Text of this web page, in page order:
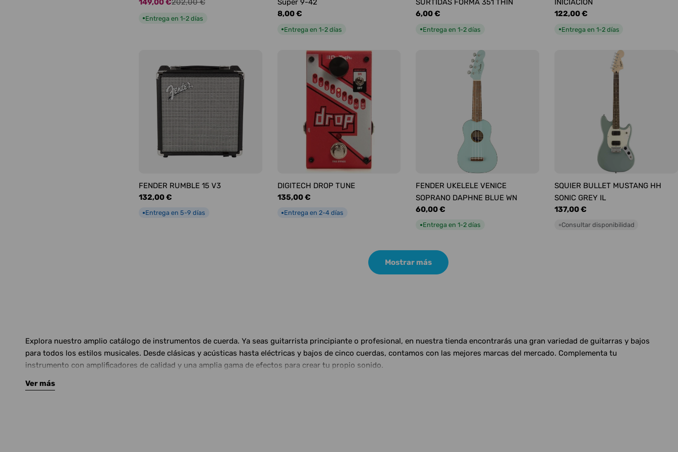
Precio
de
149,00 €
Precio
habitual
202,00 €
●Entrega en 1-2 días
Super 9-42
Precio
8,00 €
●Entrega en 1-2 días
SURTIDAS FORMA 351 THIN
Precio
6,00 €
●Entrega en 1-2 días
INICIACIÓN
Precio
122,00 €
●Entrega en 1-2 días
FENDER RUMBLE 15 V3
Precio
132,00 €
●Entrega en 5-9 días
DIGITECH DROP TUNE
Precio
135,00 €
●Entrega en 2-4 días
FENDER UKELELE VENICE
SOPRANO DAPHNE BLUE WN
Precio
60,00 €
●Entrega en 1-2 días
SQUIER BULLET MUSTANG HH
SONIC GREY IL
Precio
137,00 €
○Consultar disponibilidad
Mostrar más
Explora nuestro amplio catálogo de instrumentos de cuerda. Ya seas guitarrista principiante o profesional, en nuestra tienda encontrarás una gran variedad de guitarras y bajos
para todos los estilos musicales. Desde clásicas y acústicas hasta eléctricas y bajos de cinco cuerdas, contamos con las mejores marcas del mercado. Complementa tu
instrumento con amplificadores de calidad y una amplia gama de efectos para crear tu propio sonido.
Ver más